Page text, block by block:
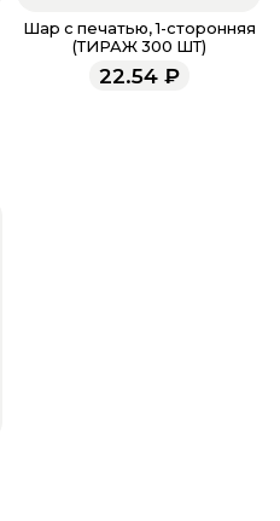
Шар с печатью, 1-сторонняя
(ТИРАЖ 300 ШТ)
22.54₽